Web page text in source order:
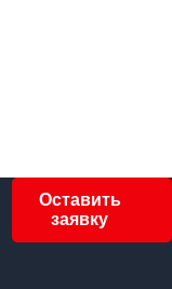
Оставить
заявку